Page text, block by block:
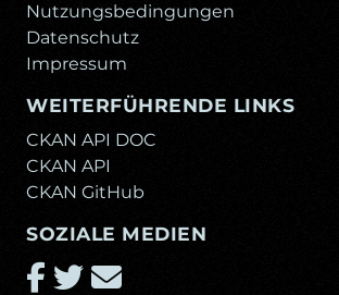
Nutzungsbedingungen
Datenschutz
Impressum
WEITERFÜHRENDE LINKS
CKAN API DOC
CKAN API
CKAN GitHub
SOZIALE MEDIEN